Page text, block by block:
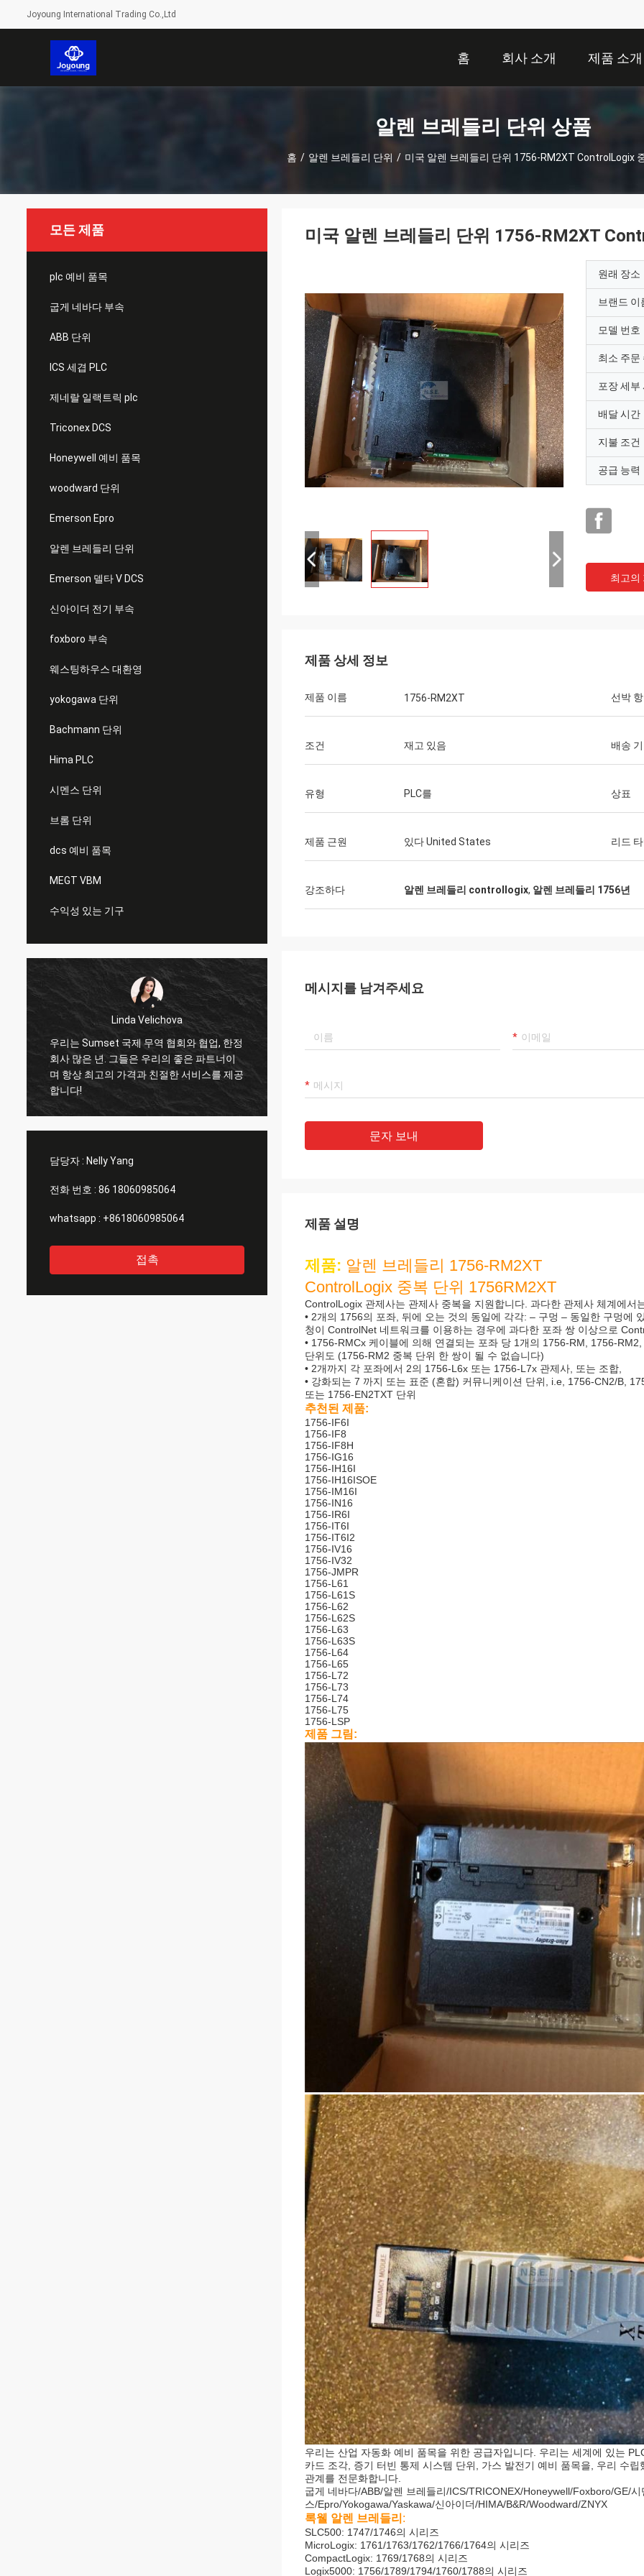
Joyoung International Trading Co.,Ltd
홈 회사 소개 제품 소개
알렌 브레들리 단위 상품
홈 / 알렌 브레들리 단위 / 미국 알렌 브레들리 단위 1756-RM2XT ControlLogix
모든 제품
plc 예비 품목
굽게 네바다 부속
ABB 단위
ICS 세겹 PLC
제네랄 일랙트릭 plc
Triconex DCS
Honeywell 예비 품목
woodward 단위
Emerson Epro
알렌 브레들리 단위
Emerson 델타 V DCS
신아이더 전기 부속
foxboro 부속
웨스팅하우스 대환영
yokogawa 단위
Bachmann 단위
Hima PLC
시멘스 단위
브롬 단위
dcs 예비 품목
MEGT VBM
수익성 있는 기구
Linda Velichova
우리는 Sumset 국제 무역 협회와 협업, 한정
회사 많은 년. 그들은 우리의 좋은 파트너이
며 항상 최고의 가격과 친절한 서비스를 제공
합니다!
삼세트 국제 무역회사, 한정 회사는 신뢰할
서비스를 받고 있습니다. 그것은 우리의 오랜
우리의 최고의 공급 업체
담당자 : Nelly Yang
전화 번호 : 86 18060985064
whatsapp : +8618060985064
접촉
미국 알렌 브레들리 단위 1756-RM2XT
원래 장소
브랜드 이
모델 번호
최소 주문
포장 세부
배달 시간
지불 조건
공급 능력
최고의
제품 상세 정보
제품 이름 1756-RM2XT 선박
조건 재고 있음 배송
유형 PLC를 상표
제품 근원 있다 United States 리드
강조하다 알렌 브레들리 controllogix, 알렌 브레들리 1756년
메시지를 남겨주세요
문자 보내
제품 설명
제품: 알렌 브레들리 1756-RM2XT
ControlLogix 중복 단위 1756RM2XT
ControlLogix 관제사는 관제사 중복을 지원합니다. 과다한 관제사 체계에서
• 2개의 1756의 포좌, 뒤에 오는 것의 동일에 각각: – 구멍 – 동일한 구멍에
청이 ControlNet 네트워크를 이용하는 경우에 과다한 포좌 쌍 이상으로
• 1756-RMCx 케이블에 의해 연결되는 포좌 당 1개의 1756-RM, 1756-
단위도 (1756-RM2 중복 단위 한 쌍이 될 수 없습니다)
• 2개까지 각 포좌에서 2의 1756-L6x 또는 1756-L7x 관제사, 또는 조합,
• 강화되는 7 까지 또는 표준 (혼합) 커뮤니케이션 단위, i.e, 1756-CN2/B,
또는 1756-EN2TXT 단위
추천된 제품:
1756-IF6I
1756-IF8
1756-IF8H
1756-IG16
1756-IH16I
1756-IH16ISOE
1756-IM16I
1756-IN16
1756-IR6I
1756-IT6I
1756-IT6I2
1756-IV16
1756-IV32
1756-JMPR
1756-L61
1756-L61S
1756-L62
1756-L62S
1756-L63
1756-L63S
1756-L64
1756-L65
1756-L72
1756-L73
1756-L74
1756-L75
1756-LSP
제품 그림:
우리는 산업 자동화 예비 품목을 위한 공급자입니다. 우리는 세계에 있는
카드 조각, 증기 터빈 통제 시스템 단위, 가스 발전기 예비 품목을, 우리 수
관계를 전문화합니다.
굽게 네바다/ABB/알렌 브레들리/ICS/TRICONEX/Honeywell/Foxboro/GE/
스/Epro/Yokogawa/Yaskawa/신아이더/HIMA/B&R/Woodward/ZNYX
록웰 알렌 브레들리 :
SLC500: 1747/1746의 시리즈
MicroLogix: 1761/1763/1762/1766/1764의 시리즈
CompactLogix: 1769/1768의 시리즈
Logix5000: 1756/1789/1794/1760/1788의 시리즈